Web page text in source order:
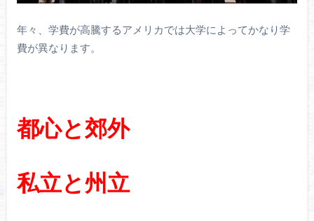
年々、学費が高騰するアメリカでは大学によってかなり学
費が異なります。
都心と郊外
私立と州立